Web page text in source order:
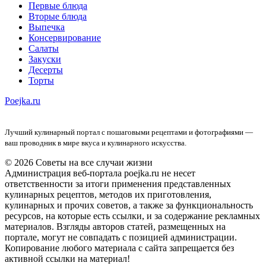
Первые блюда
Вторые блюда
Выпечка
Консервирование
Салаты
Закуски
Десерты
Торты
Poejka.ru
Лучший кулинарный портал с пошаговыми рецептами и фотографиями —
ваш проводник в мире вкуса и кулинарного искусства.
© 2026 Советы на все случаи жизни
Администрация веб-портала poejka.ru не несет
ответственности за итоги применения представленных
кулинарных рецептов, методов их приготовления,
кулинарных и прочих советов, а также за функциональность
ресурсов, на которые есть ссылки, и за содержание рекламных
материалов. Взгляды авторов статей, размещенных на
портале, могут не совпадать с позицией администрации.
Копирование любого материала с сайта запрещается без
активной ссылки на материал!